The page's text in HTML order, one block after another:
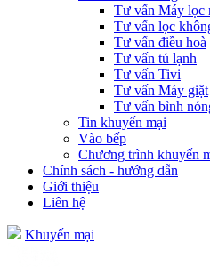
Tư vấn Máy lọc
Tư vấn lọc
Tư vấn điều hoà
Tư vấn tủ lạnh
Tư vấn Tivi
Tư vấn Máy giặt
Tư vấn bình
Tin khuyến mại
Vào bếp
Chương trình khuyến
Chính sách - hướng dẫn
Giới thiệu
Liên hệ
Khuyến mại